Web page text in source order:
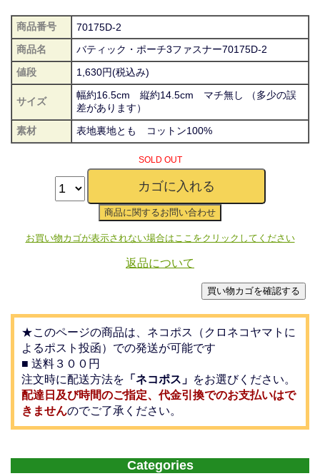
商品番号
70175D-2
商品名
バティック・ポーチ3ファスナー70175D-2
値段
1,630円(税込み)
サイズ
幅約16.5cm 縦約14.5cm マチ無し （多少の誤
差があります）
素材
表地裏地とも コットン100%
SOLD OUT
お買い物カゴが表示されない場合はここをクリックしてください
返品について
★このページの商品は、ネコポス（クロネコヤマトに
よるポスト投函）での発送が可能です
■ 送料３００円
注文時に配送方法を 「ネコポス」 をお選びください。
配達日及び時間のご指定、代金引換でのお支払いはで
きませんのでご了承ください。
Categories